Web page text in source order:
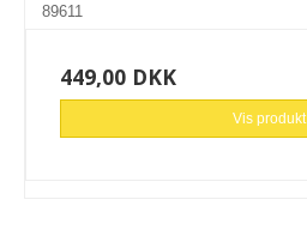
89611
449,00 DKK
Vis produkt